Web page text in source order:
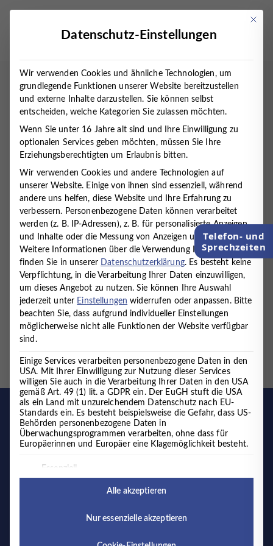
Startseite /Verwaltung (m/w/d)
Verwaltung (m/w/d)
Buchhalter (m/w/d)
Wir suchen für unseren Standort
in Cuxhaven eine/n Buchhalter/in in Teilzeit (30
Stunden). Das MVZ Timmermann und Partner ist die
Fachpraxis im Elbe-Weser-Dreieck für
Psychosomatische Medizin, Psychiatrie, Kinder- und
Jugendpsychiatrie, Psychotherapie, Neurologie,
Ergotherapie, Logopädie und Ernährungsmedizin.
Ganzheitlich. Unser Gesundheitsverständnis ist ein
ganzheitliches, biopsychosoziales, das den Menschen in
seinen familiären und Umweltbezügen sieht und
behandelt. Wir wissen aus Erfahrung, wie sich Körper
und…
BUCHHALTER
(M/W/D)
Medizinisches Versorgungszentrum
Telefon- und
Sprechzeiten
Mit
Datenschutz-Einstellungen
Wir verwenden Cookies und ähnliche Technologien, um
grundlegende Funktionen unserer Website bereitzustellen
und externe Inhalte darzustellen. Sie können selbst
entscheiden, welche Kategorien Sie zulassen möchten.
Wenn Sie unter 16 Jahre alt sind und Ihre Einwilligung zu
optionalen Services geben möchten, müssen Sie Ihre
Erziehungsberechtigten um Erlaubnis bitten.
Wir verwenden Cookies und andere Technologien auf
unserer Website. Einige von ihnen sind essenziell, während
andere uns helfen, diese Website und Ihre Erfahrung zu
verbessern. Personenbezogene Daten können verarbeitet
werden (z. B. IP-Adressen), z. B. für personalisierte Anzeigen
und Inhalte oder die Messung von Anzeigen und Inhalten.
Weitere Informationen über die Verwendung Ihrer Daten
finden Sie in unserer Datenschutzerklärung. Es besteht keine
Verpflichtung, in die Verarbeitung Ihrer Daten einzuwilligen,
um dieses Angebot zu nutzen. Sie können Ihre Auswahl
jederzeit unter Einstellungen widerrufen oder anpassen. Bitte
beachten Sie, dass aufgrund individueller Einstellungen
möglicherweise nicht alle Funktionen der Website verfügbar
sind.
Einige Services verarbeiten personenbezogene Daten in den
USA. Mit Ihrer Einwilligung zur Nutzung dieser Services
willigen Sie auch in die Verarbeitung Ihrer Daten in den USA
gemäß Art. 49 (1) lit. a GDPR ein. Der EuGH stuft die USA
als ein Land mit unzureichendem Datenschutz nach EU-
Standards ein. Es besteht beispielsweise die Gefahr, dass US-
Behörden personenbezogene Daten in
Überwachungsprogrammen verarbeiten, ohne dass für
Europäerinnen und Europäer eine Klagemöglichkeit besteht.
Es folgt eine Liste der Service-Gruppen, für die eine Einwilligung
Essenziell
Funktionen und sind für das ordnungsgemäße
Alle akzeptieren
Nur essenzielle akzeptieren